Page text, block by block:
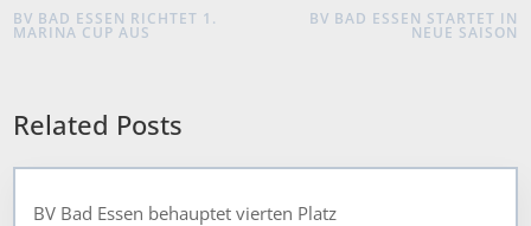
BV BAD ESSEN RICHTET 1.
MARINA CUP AUS
BV BAD ESSEN STARTET IN
NEUE SAISON
Related Posts
BV Bad Essen behauptet vierten Platz